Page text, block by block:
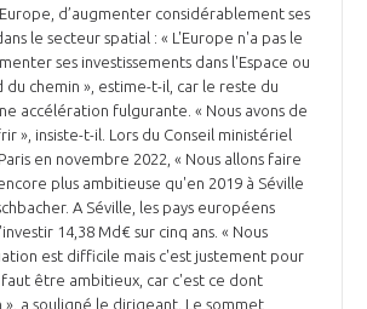
d’augmenter considérablement ses
le secteur spatial : « L'Europe n'a pas le
ses investissements dans l'Espace ou
chemin », estime-t-il, car le reste du
accélération fulgurante. « Nous avons de
», insiste-t-il. Lors du Conseil ministériel
en novembre 2022, « Nous allons faire
plus ambitieuse qu'en 2019 à Séville
A Séville, les pays européens
14,38 Md€ sur cinq ans. « Nous
est difficile mais c'est justement pour
être ambitieux, car c'est ce dont
», a souligné le dirigeant. Le sommet